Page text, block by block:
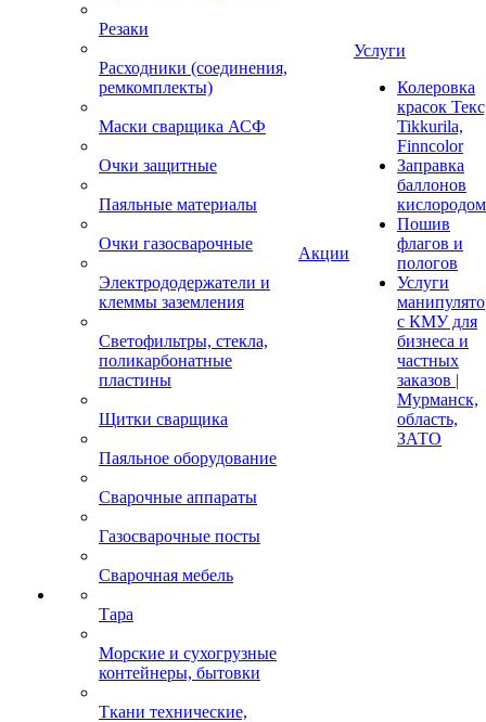
Резаки
Расходники (соединения,
ремкомплекты)
Маски сварщика АСФ
Очки защитные
Паяльные материалы
Очки газосварочные
Электрододержатели и
клеммы заземления
Светофильтры, стекла,
поликарбонатные
пластины
Щитки сварщика
Паяльное оборудование
Сварочные аппараты
Газосварочные посты
Сварочная мебель
Тара
Морские и сухогрузные
контейнеры, бытовки
Ткани технические,
Акции
Услуги
Колеровка
красок
Tikkurila,
Finncolor
Заправка
баллонов
кислородом
Пошив
флагов и
пологов
Услуги
с КМУ для
бизнеса и
частных
заказов |
Мурманск,
область,
ЗАТО